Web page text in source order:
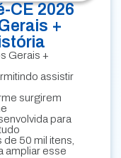
CE 2026
+
Gerais +
assistir
surgirem
para
50 mil itens,
ampliar esse